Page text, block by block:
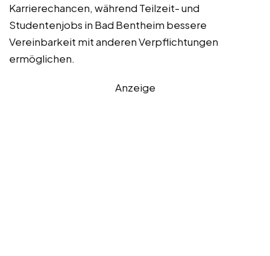
Karrierechancen, während Teilzeit- und
Studentenjobs in Bad Bentheim bessere
Vereinbarkeit mit anderen Verpflichtungen
ermöglichen.
Anzeige